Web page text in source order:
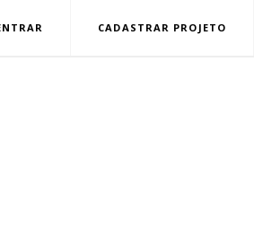
CADASTRAR PROJETO